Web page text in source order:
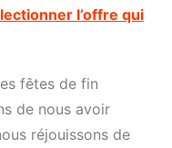
l’offre qui
fêtes de fin
de nous avoir
réjouissons de